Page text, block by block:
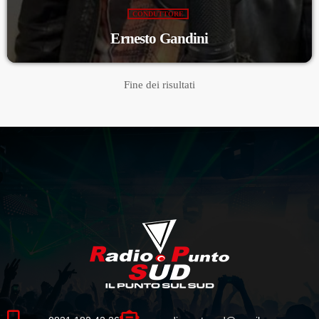
CONDUTTORE
Ernesto Gandini
Fine dei risultati